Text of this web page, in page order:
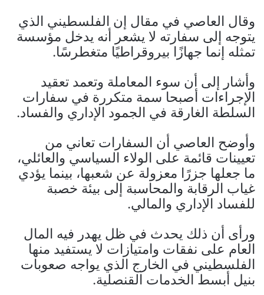
وقال العاصي في مقال إن الفلسطيني الذي
يتوجه إلى سفارته لا يشعر أنه يدخل مؤسسة
تمثله إنما جهازًا بيروقراطيًا متغطرسًا.
وأشار إلى أن سوء المعاملة وتعمد تعقيد
الإجراءات أصبحا سمة متكررة في سفارات
السلطة الغارقة في الجمود الإداري والفساد.
وأوضح العاصي أن السفارات تعاني من
تعيينات قائمة على الولاء السياسي والعائلي،
ما جعلها جزرًا معزولة عن شعبها، بينما يؤدي
غياب الرقابة والمحاسبة إلى بيئة خصبة
للفساد الإداري والمالي.
ورأى أن ذلك يحدث في ظل يهدر فيه المال
العام على نفقات وامتيازات لا يستفيد منها
الفلسطيني في الخارج الذي يواجه صعوبات
بنيل أبسط الخدمات القنصلية.